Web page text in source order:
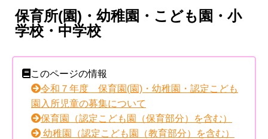
保育所(園)・幼稚園・こども園・小
学校・中学校
このページの情報
令和７年度 保育園(園)・幼稚園・認定こども
園入所児童の募集について
保育園（認定こども園（保育部分）を含む）
幼稚園（認定こども園（教育部分）を含む）